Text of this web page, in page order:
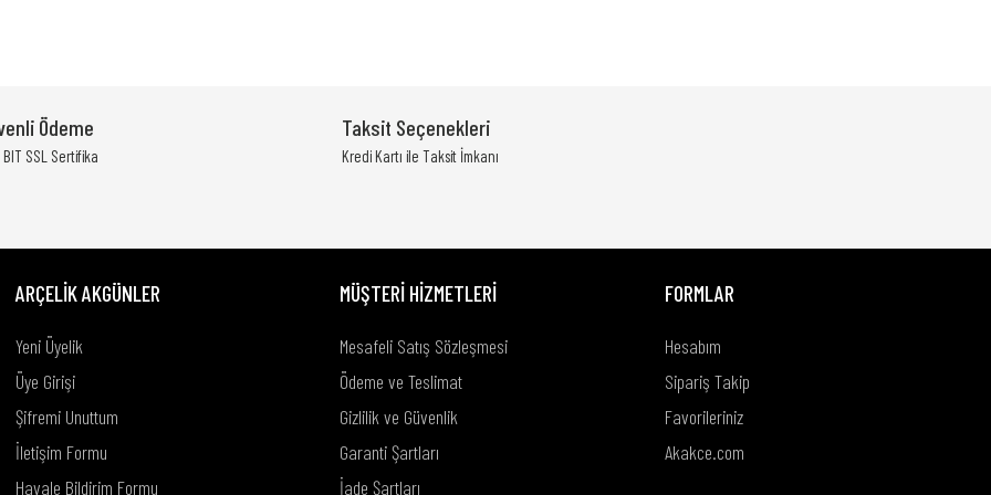
Ödeme
SSL Sertifika
Taksit Seçenekleri
Kredi Kartı ile Taksit İmkanı
ARÇELİK AKGÜNLER
Yeni Üyelik
Üye Girişi
Şifremi Unuttum
İletişim Formu
Havale Bildirim Formu
MÜŞTERİ HİZMETLERİ
Mesafeli Satış Sözleşmesi
Ödeme ve Teslimat
Gizlilik ve Güvenlik
Garanti Şartları
İade Şartları
FORMLAR
Hesabım
Sipariş Takip
Favorileriniz
Akakce.com